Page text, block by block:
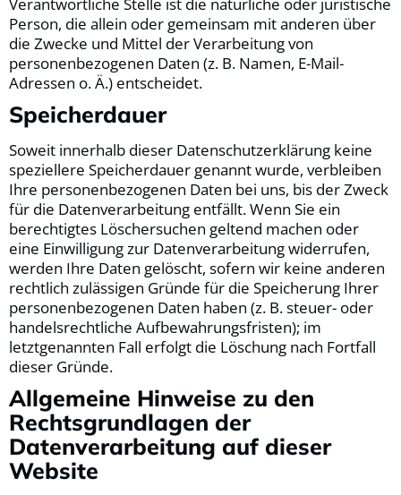
Person, die allein oder gemeinsam mit anderen über
die Zwecke und Mittel der Verarbeitung von
personenbezogenen Daten (z. B. Namen, E-Mail-
Adressen o. Ä.) entscheidet.
Speicherdauer
Soweit innerhalb dieser Datenschutzerklärung keine
speziellere Speicherdauer genannt wurde, verbleiben
Ihre personenbezogenen Daten bei uns, bis der Zweck
für die Datenverarbeitung entfällt. Wenn Sie ein
berechtigtes Löschersuchen geltend machen oder
eine Einwilligung zur Datenverarbeitung widerrufen,
werden Ihre Daten gelöscht, sofern wir keine anderen
rechtlich zulässigen Gründe für die Speicherung Ihrer
personenbezogenen Daten haben (z. B. steuer- oder
handelsrechtliche Aufbewahrungsfristen); im
letztgenannten Fall erfolgt die Löschung nach Fortfall
dieser Gründe.
Allgemeine Hinweise zu den
Rechtsgrundlagen der
Datenverarbeitung auf dieser
Website